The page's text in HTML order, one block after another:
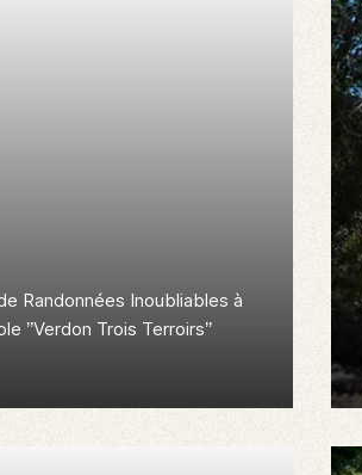
Randonnées Inoubliables à
’’Verdon Trois Terroirs’’